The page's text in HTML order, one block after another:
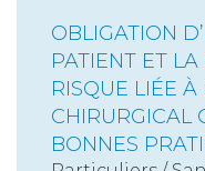
OBLIGATION
PATIENT ET LA
RISQUE LIÉE À
CHIRURGICAL
BONNES